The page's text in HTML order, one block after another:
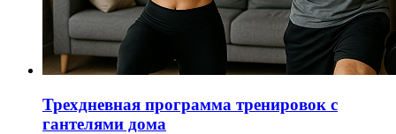
Трехдневная программа тренировок с
гантелями дома